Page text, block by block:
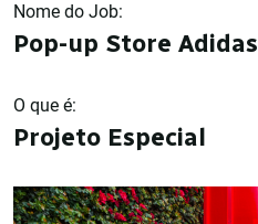
Nome do Job:
Pop-up Store Adidas
O que é:
Projeto Especial